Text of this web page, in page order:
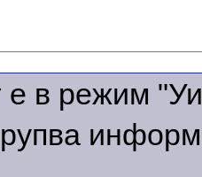
в режим